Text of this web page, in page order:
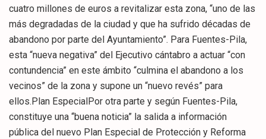
cuatro millones de euros a revitalizar esta zona, “uno de las
más degradadas de la ciudad y que ha sufrido décadas de
abandono por parte del Ayuntamiento”. Para Fuentes-Pila,
esta “nueva negativa” del Ejecutivo cántabro a actuar “con
contundencia” en este ámbito “culmina el abandono a los
vecinos” de la zona y supone un “nuevo revés” para
ellos.Plan EspecialPor otra parte y según Fuentes-Pila,
constituye una “buena noticia” la salida a información
pública del nuevo Plan Especial de Protección y Reforma